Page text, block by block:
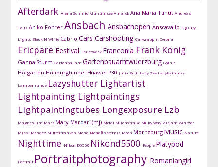
Afterdark Alena Schmid AltmühlseeAmarokAna Maria Tuhut Andreas
Toltz Aniko Fohrer Ansbach Ansbachopen Anscavallo Big City
Lights Black N White Cabrio Cars Carshooting Carwrappin Corona
Ericpare Festival Feuerwerk Franconia Frank König
Ganna Sturm Gartenbauam Gartenbauamtwuerzburg Gothic
Hofgarten Hohburgtunnel Huawei P30 Julia Rudi Lady Zee Ladykathniss
Lampenrunde Lazyshutter Lightartist
Lightpainting Lightpaintings
Lightpaintingtubes Longexposure Lzb
Magnesium Mars Mary Mardari (mj) Metal Milchstraße Milky Way Mirjam Wintzer
Missi Mendez Mitttelfranken Mond Mondfinsternis Moon Moritzburg Music Nature
Nighttime Nikon D5500 Nikond5500 People Platypod
Portrait Portraitphotography Romaniangirl